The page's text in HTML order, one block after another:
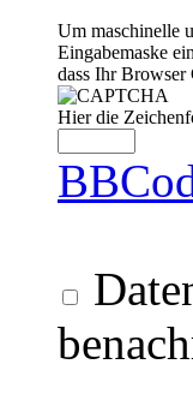
Um maschinelle
Eingabemaske
dass Ihr Browser
Hier die